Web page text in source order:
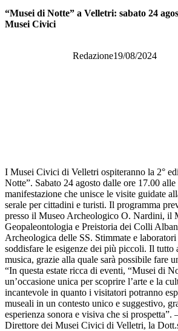
“Musei di Notte” a Velletri: sabato 24
Musei Civici
Redazione19/08/2024
I Musei Civici di Velletri ospiteranno la 2°
Notte”. Sabato 24 agosto dalle ore 17.00
manifestazione che unisce le visite guidate
serale per cittadini e turisti. Il programma
presso il Museo Archeologico O. Nardini, il
Geopaleontologia e Preistoria dei Colli
Archeologica delle SS. Stimmate e
soddisfare le esigenze dei più piccoli. Il tutto
musica, grazie alla quale sarà possibile fare
“In questa estate ricca di eventi, “Musei di
un’occasione unica per scoprire l’arte e la
incantevole in quanto i visitatori potranno
museali in un contesto unico e suggestivo,
esperienza sonora e visiva che si prospetta”.
Direttore dei Musei Civici di Velletri, la